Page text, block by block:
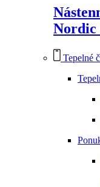
Nordic
Tepelné